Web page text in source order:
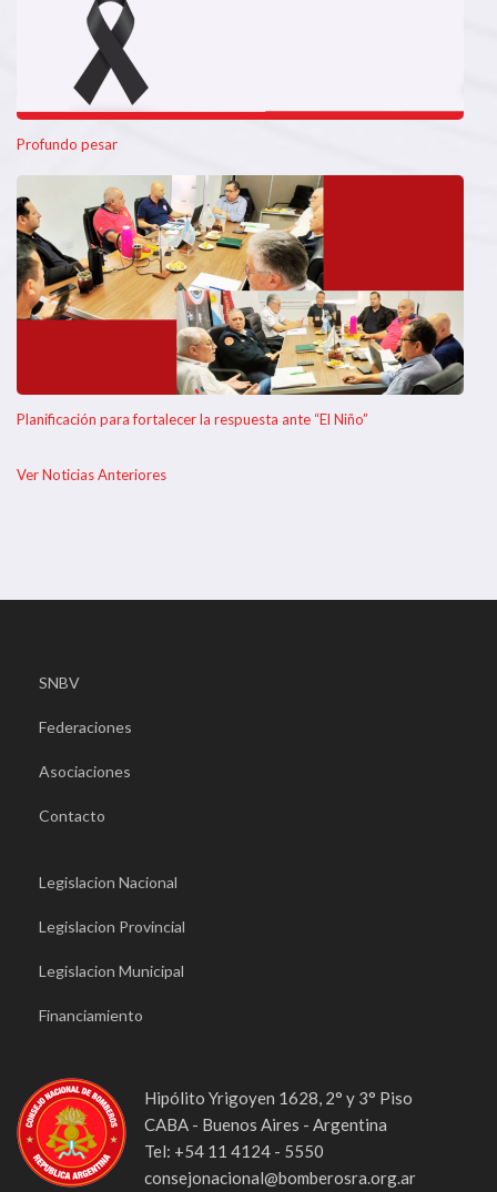
Profundo pesar
Planificación para fortalecer la respuesta ante “El Niño”
Ver Noticias Anteriores
SNBV
Federaciones
Asociaciones
Contacto
Legislacion Nacional
Legislacion Provincial
Legislacion Municipal
Financiamiento
Hipólito Yrigoyen 1628, 2° y 3° Piso
CABA - Buenos Aires - Argentina
Tel: +54 11 4124 - 5550
consejonacional@bomberosra.org.ar